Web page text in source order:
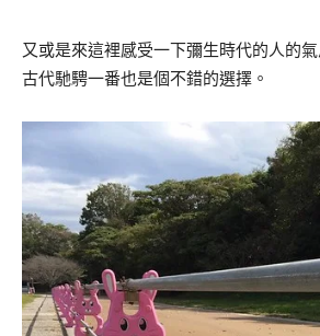
又或是來這裡感受一下彌生時代的人的
古代馳騁一番也是個不錯的選擇。